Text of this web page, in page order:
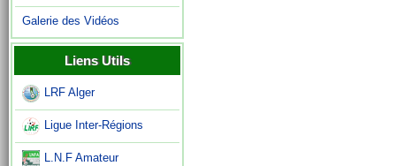
Galerie des Vidéos
Liens Utils
LRF Alger
Ligue Inter-Régions
L.N.F Amateur